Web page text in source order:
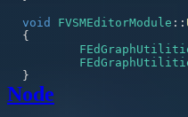
void
FVSMEditorModule ::
{
}
Node